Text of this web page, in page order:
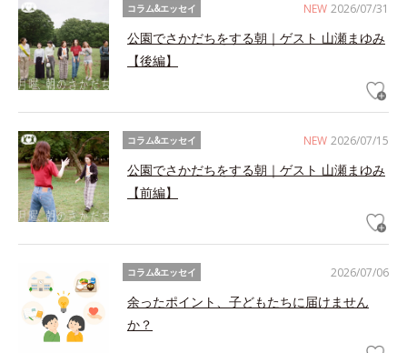
NEW 2026/07/31
コラム&エッセイ
公園でさかだちをする朝｜ゲスト 山瀬まゆみ
【後編】
NEW 2026/07/15
コラム&エッセイ
公園でさかだちをする朝｜ゲスト 山瀬まゆみ
【前編】
2026/07/06
コラム&エッセイ
余ったポイント、子どもたちに届けません
か？